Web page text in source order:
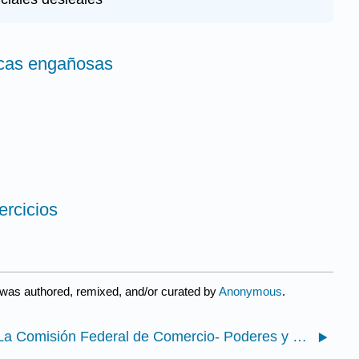
engañosas
authored, remixed, and/or curated byAnonymous.
27.1: La Comisión Federal de Comercio- Poderes y Ley que rige los actos engañosos